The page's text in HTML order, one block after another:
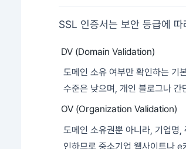
SSL 인증서는 보안 등급에
DV (Domain Validation)
도메인 소유 여부만 확인하는 기
수준은 낮으며, 개인 블로그나 간
OV (Organization Validation)
도메인 소유권뿐 아니라, 기업명
인하므로 중소기업 웹사이트나